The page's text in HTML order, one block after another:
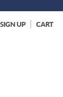
SIGN UP CART